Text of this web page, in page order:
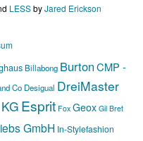
LESSbyJared Erickson
Billabong BurtonCMP -
Co Desigual DreiMaster
Esprit Fox Geox Gil Bret
GmbH In-Stylefashion